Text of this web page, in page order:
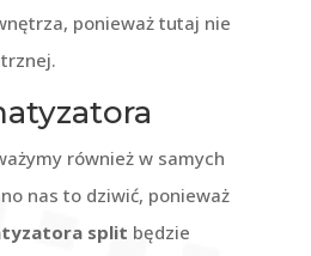
ponieważ tutaj nie
również w samych
nas to dziwić, ponieważ
split będzie